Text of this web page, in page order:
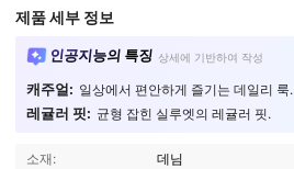
제품 세부 정보
인공지능의 특징 상세에 기반하여 작성
캐주얼: 일상에서 편안하게 즐기는 데일리 룩.
레귤러 핏: 균형 잡힌 실루엣의 레귤러 핏.
소재:
데님